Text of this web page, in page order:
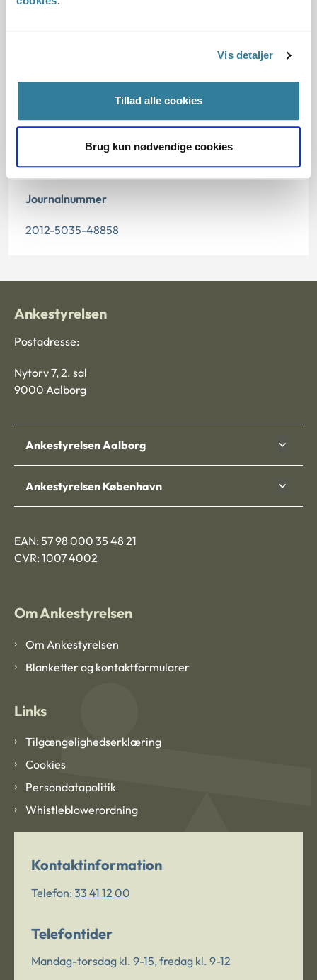
Vis detaljer
Tillad alle cookies
Brug kun nødvendige cookies
§ 5 § 7 § 18 § 12 § 8
Journalnummer
2012-5035-48858
Ankestyrelsen
Postadresse:
Nytorv 7, 2. sal
9000 Aalborg
Ankestyrelsen Aalborg
Ankestyrelsen København
EAN: 57 98 000 35 48 21
CVR: 1007 4002
Om Ankestyrelsen
Om Ankestyrelsen
Blanketter og kontaktformularer
Links
Tilgængelighedserklæring
Cookies
Persondatapolitik
Whistleblowerordning
Kontaktinformation
Telefon: 33 41 12 00
Telefontider
Mandag-torsdag kl. 9-15, fredag kl. 9-12